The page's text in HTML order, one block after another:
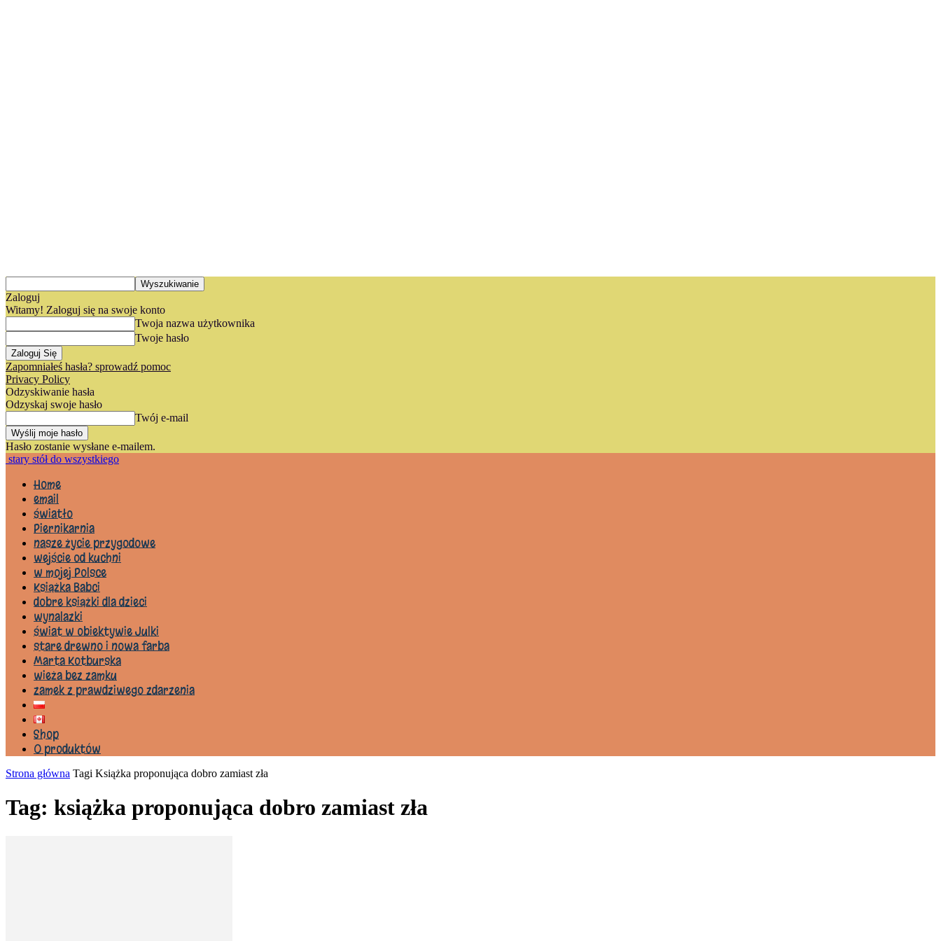
Zaloguj
Witamy! Zaloguj się na swoje konto
Twoja nazwa użytkownika
Twoje hasło
Zapomniałeś hasła? sprowadź pomoc
Privacy Policy
Odzyskiwanie hasła
Odzyskaj swoje hasło
Twój e-mail
Hasło zostanie wysłane e-mailem.
stary stół do wszystkiego
Home
email
światło
Piernikarnia
nasze życie przygodowe
wejście od kuchni
w mojej Polsce
Książka Babci
dobre książki dla dzieci
wynalazki
świat w obiektywie Julki
stare drewno i nowa farba
Marta Kotburska
wieża bez zamku
zamek z prawdziwego zdarzenia
Shop
0 produktów
Strona główna Tagi Książka proponująca dobro zamiast zła
Tag: książka proponująca dobro zamiast zła